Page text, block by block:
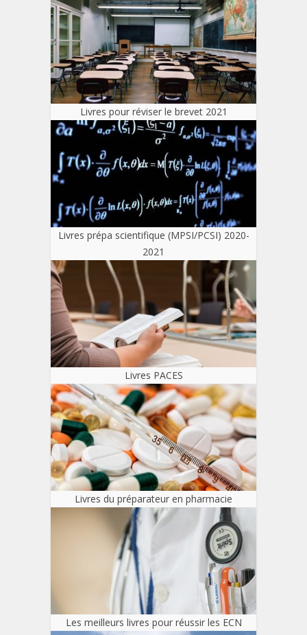
Livres pour réviser le brevet 2021
Livres prépa scientifique (MPSI/PCSI) 2020-
2021
Livres PACES
Livres du préparateur en pharmacie
Les meilleurs livres pour réussir les ECN